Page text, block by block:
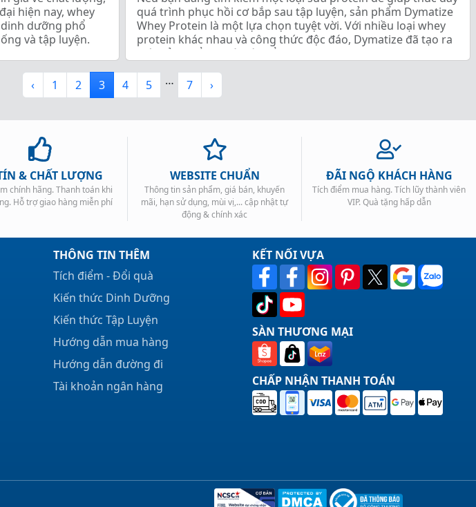
hiện nay, whey
dưỡng phổ
và tập luyện.
quá trình phục hồi cơ bắp sau tập luyện, sản phẩm Dymatize
Whey Protein là một lựa chọn tuyệt vời. Với nhiều loại whey
protein khác nhau và công thức độc đáo, Dymatize đã tạo ra
một sản phẩm tuyệt vời để […]
‹ 1 2 3 4 5 … 7 ›
& CHẤT LƯỢNG
chính hãng. Thanh toán khi
Hỗ trợ giao hàng miễn phí
WEBSITE CHUẨN
Thông tin sản phẩm, giá bán, khuyến
mãi, hạn sử dụng, mùi vị,... cập nhật tự
động & chính xác
ĐÃI NGỘ KHÁCH HÀNG
Tích điểm mua hàng. Tích lũy thành viên
VIP. Quà tặng hấp dẫn
THÔNG TIN THÊM
Tích điểm - Đổi quà
Kiến thức Dinh Dưỡng
Kiến thức Tập Luyện
Hướng dẫn mua hàng
Hướng dẫn đường đi
Tài khoản ngân hàng
KẾT NỐI VỰA
SÀN THƯƠNG MẠI
CHẤP NHẬN THANH TOÁN